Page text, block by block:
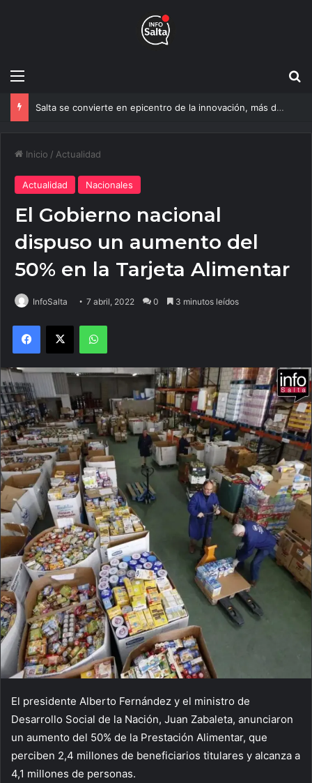
Menú
Salta se convierte en epicentro de la innovación, más de 600 personas ya participan del NOA Innova
Inicio / Actualidad
Actualidad Nacionales
El Gobierno nacional
dispuso un aumento del
50% en la Tarjeta Alimentar
InfoSalta 7 abril, 2022 0 3 minutos leídos
Facebook
X WhatsApp
El presidente Alberto Fernández y el ministro de
Desarrollo Social de la Nación, Juan Zabaleta, anunciaron
un aumento del 50% de la Prestación Alimentar, que
perciben 2,4 millones de beneficiarios titulares y alcanza a
4,1 millones de personas.